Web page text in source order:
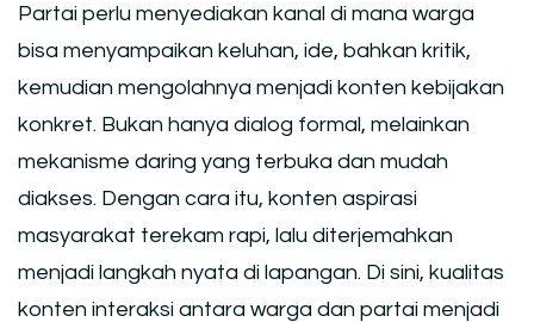
Partai perlu menyediakan kanal di mana warga
bisa menyampaikan keluhan, ide, bahkan kritik,
kemudian mengolahnya menjadi konten kebijakan
konkret. Bukan hanya dialog formal, melainkan
mekanisme daring yang terbuka dan mudah
diakses. Dengan cara itu, konten aspirasi
masyarakat terekam rapi, lalu diterjemahkan
menjadi langkah nyata di lapangan. Di sini, kualitas
konten interaksi antara warga dan partai menjadi